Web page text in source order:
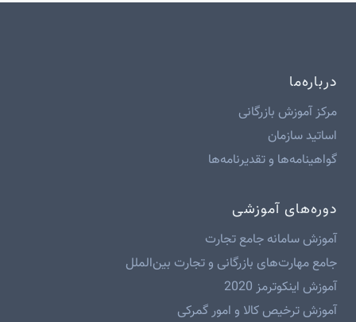
درباره‌ما
مرکز آموزش بازرگانی
اساتید سازمان
گواهینامه‌ها و تقدیرنامه‌ها
دوره‌های آموزشی
آموزش سامانه جامع تجارت
جامع مهارت‌های بازرگانی و تجارت بین‌الملل
آموزش اینکوترمز 2020
آموزش ترخیص کالا و امور گمرکی